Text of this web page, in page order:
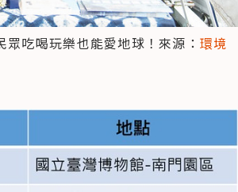
眾吃喝玩樂也能愛地球！來源：環境